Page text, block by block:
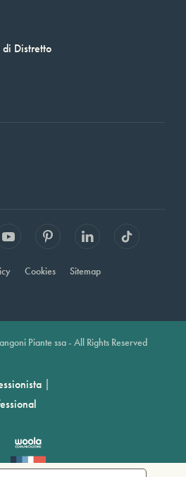
Distretto
Cookies Sitemap
Piante ssa - All Rights Reserved
|